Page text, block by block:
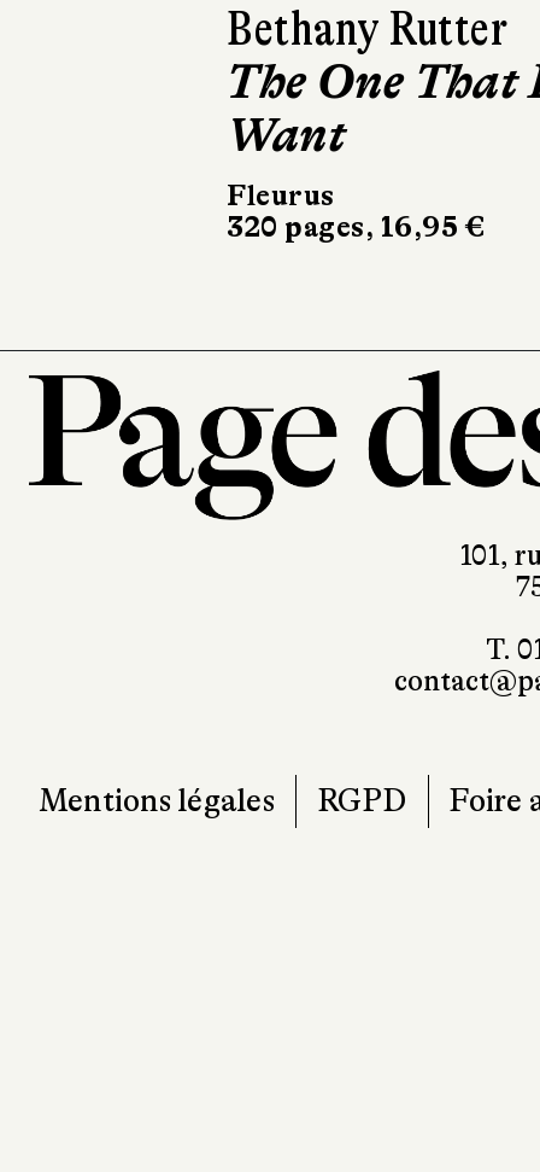
Bethany Rutter
The One That
Want
Fleurus
320 pages, 16,95 €
La
128
101,
T.
Mentions légales RGPD Foire